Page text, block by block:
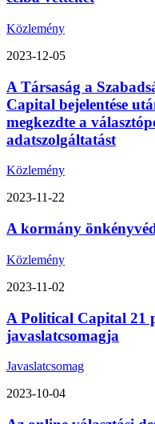
Közlemény
2023-12-05
A Társaság a
Capital bejelentése
megkezdte a
adatszolgáltatást
Közlemény
2023-11-22
A kormány
Közlemény
2023-11-02
A Political Capital 21
javaslatcsomagja
Javaslatcsomag
2023-10-04